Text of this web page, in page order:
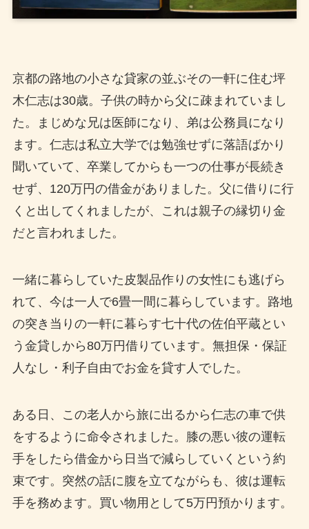
京都の路地の小さな貸家の並ぶその一軒に住む坪
木仁志は30歳。子供の時から父に疎まれていまし
た。まじめな兄は医師になり、弟は公務員になり
ます。仁志は私立大学では勉強せずに落語ばかり
聞いていて、卒業してからも一つの仕事が長続き
せず、120万円の借金がありました。父に借りに行
くと出してくれましたが、これは親子の縁切り金
だと言われました。
一緒に暮らしていた皮製品作りの女性にも逃げら
れて、今は一人で6畳一間に暮らしています。路地
の突き当りの一軒に暮らす七十代の佐伯平蔵とい
う金貸しから80万円借りています。無担保・保証
人なし・利子自由でお金を貸す人でした。
ある日、この老人から旅に出るから仁志の車で供
をするように命令されました。膝の悪い彼の運転
手をしたら借金から日当で減らしていくという約
束です。突然の話に腹を立てながらも、彼は運転
手を務めます。買い物用として5万円預かります。